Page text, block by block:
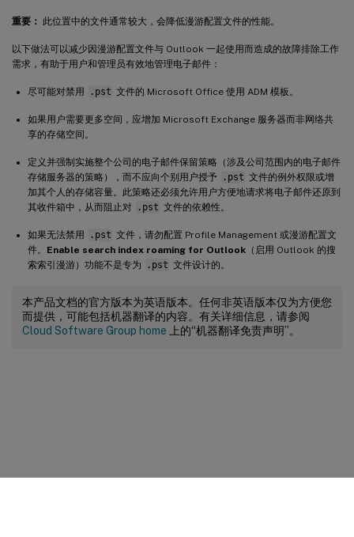
重要： 此位置中的文件通常较大，会降低漫游配置文件的性能。
以下做法可以减少因漫游配置文件与 Outlook 一起使用而造成的故障排除工作
需求，有助于用户和管理员有效地管理电子邮件：
尽可能对禁用 .pst 文件的 Microsoft Office 使用 ADM 模板。
如果用户需要更多空间，应增加 Microsoft Exchange 服务器而非网络共
享的存储空间。
定义并强制实施整个公司的电子邮件保留策略（涉及公司范围内的电子邮件
存储服务器的策略），而不应向个别用户授予
.pst 文件的例外权限或增
加其个人的存储容量。此策略还必须允许用户方便地请求将电子邮件还原到
其收件箱中，从而阻止对
.pst 文件的依赖性。
如果无法禁用 .pst 文件，请勿配置 Profile Management 或漫游配置文
件。 Enable search index roaming for Outlook （启用 Outlook 的搜
索索引漫游）功能不是专为
.pst 文件设计的。
本产品文档的官方版本为英语版本。任何非英语版本仅为方便您
而提供，可能包括机器翻译的内容。有关详细信息，请参阅
Cloud Software Group home 上的“机器翻译免责声明”。